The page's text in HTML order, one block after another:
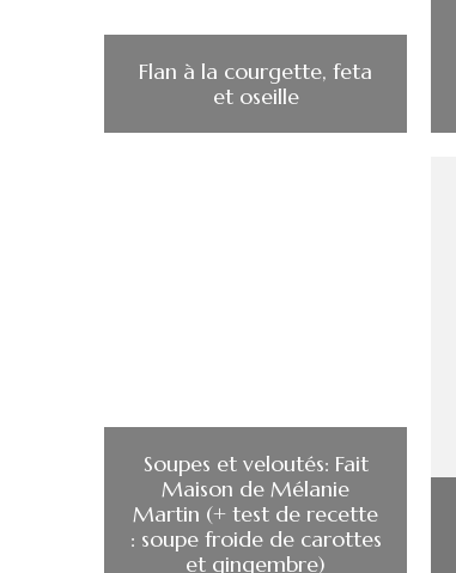
Flan à la courgette, feta
et oseille
Soupes et veloutés: Fait
Maison de Mélanie
Martin (+ test de recette
: soupe froide de carottes
et gingembre)